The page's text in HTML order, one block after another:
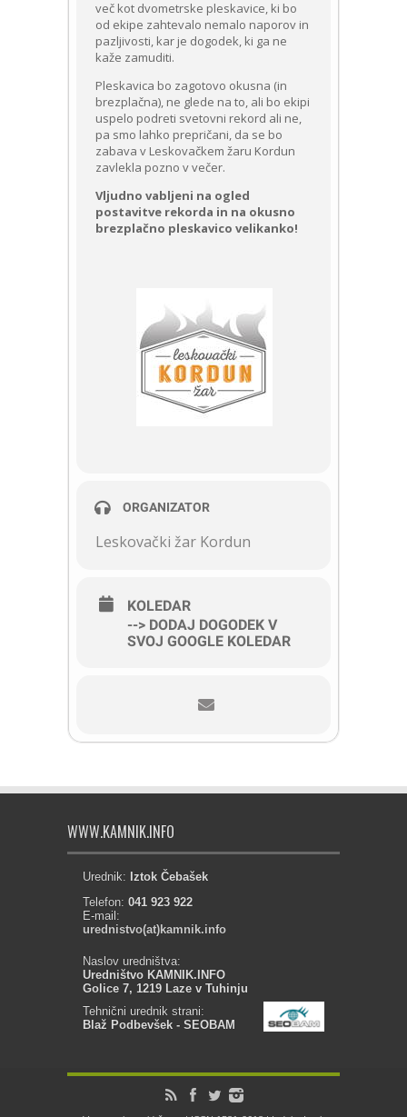
več kot dvometrske pleskavice, ki bo
od ekipe zahtevalo nemalo naporov in
pazljivosti, kar je dogodek, ki ga ne
kaže zamuditi.
Pleskavica bo zagotovo okusna (in
brezplačna), ne glede na to, ali bo ekipi
uspelo podreti svetovni rekord ali ne,
pa smo lahko prepričani, da se bo
zabava v Leskovačkem žaru Kordun
zavlekla pozno v večer.
Vljudno vabljeni na ogled
postavitve rekorda in na okusno
brezplačno pleskavico velikanko!
ORGANIZATOR
Leskovački žar Kordun
KOLEDAR
--> DODAJ DOGODEK V
SVOJ GOOGLE KOLEDAR
WWW.KAMNIK.INFO
Urednik: Iztok Čebašek
Telefon: 041 923 922
E-mail:
urednistvo(at)kamnik.info
Naslov uredništva:
Uredništvo KAMNIK.INFO
Golice 7, 1219 Laze v Tuhinju
Tehnični urednik strani:
Blaž Podbevšek - SEOBAM